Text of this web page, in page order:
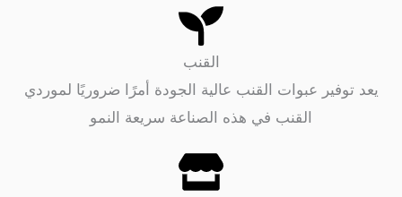
عبوات القنب عالية الجودة أمرًا ضروريًا لموردي
القنب في هذه الصناعة سريعة النمو